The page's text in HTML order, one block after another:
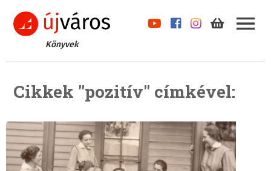
Könyvek
Cikkek "pozitív" címkével: